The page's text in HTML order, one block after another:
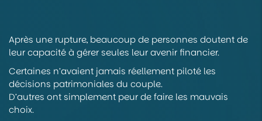
Après une rupture, beaucoup de personnes doutent de
leur capacité à gérer seules leur avenir financier.
Certaines n’avaient jamais réellement piloté les
décisions patrimoniales du couple.
D’autres ont simplement peur de faire les mauvais
choix.